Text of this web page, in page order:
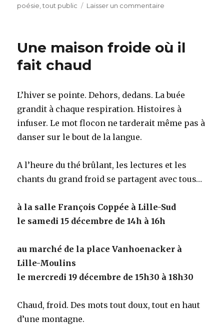
le
poésie ,tout public Laisser un commentaire
1er
Une maison froide où il
fait chaud
L’hiver se pointe. Dehors, dedans. La buée
grandit à chaque respiration. Histoires à
infuser. Le mot flocon ne tarderait même pas à
danser sur le bout de la langue.
A l’heure du thé brûlant, les lectures et les
chants du grand froid se partagent avec tous…
à la salle François Coppée à Lille-Sud
le samedi 15 décembre de 14h à 16h
au marché de la place Vanhoenacker à
Lille-Moulins
le mercredi 19 décembre de 15h30 à 18h30
Chaud, froid. Des mots tout doux, tout en haut
d’une montagne.